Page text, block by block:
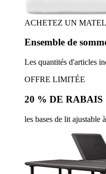
ACHETEZ UN
Ensemble de
Les quantités d'articles
OFFRE LIMITÉE
20 % DE RABAIS
les bases de lit ajustable à